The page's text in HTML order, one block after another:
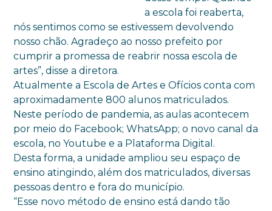
a escola foi reaberta,
nós sentimos como se estivessem devolvendo
nosso chão. Agradeço ao nosso prefeito por
cumprir a promessa de reabrir nossa escola de
artes”, disse a diretora.
Atualmente a Escola de Artes e Ofícios conta com
aproximadamente 800 alunos matriculados.
Neste período de pandemia, as aulas acontecem
por meio do Facebook; WhatsApp; o novo canal da
escola, no Youtube e a Plataforma Digital.
Desta forma, a unidade ampliou seu espaço de
ensino atingindo, além dos matriculados, diversas
pessoas dentro e fora do município.
“Esse novo método de ensino está dando tão